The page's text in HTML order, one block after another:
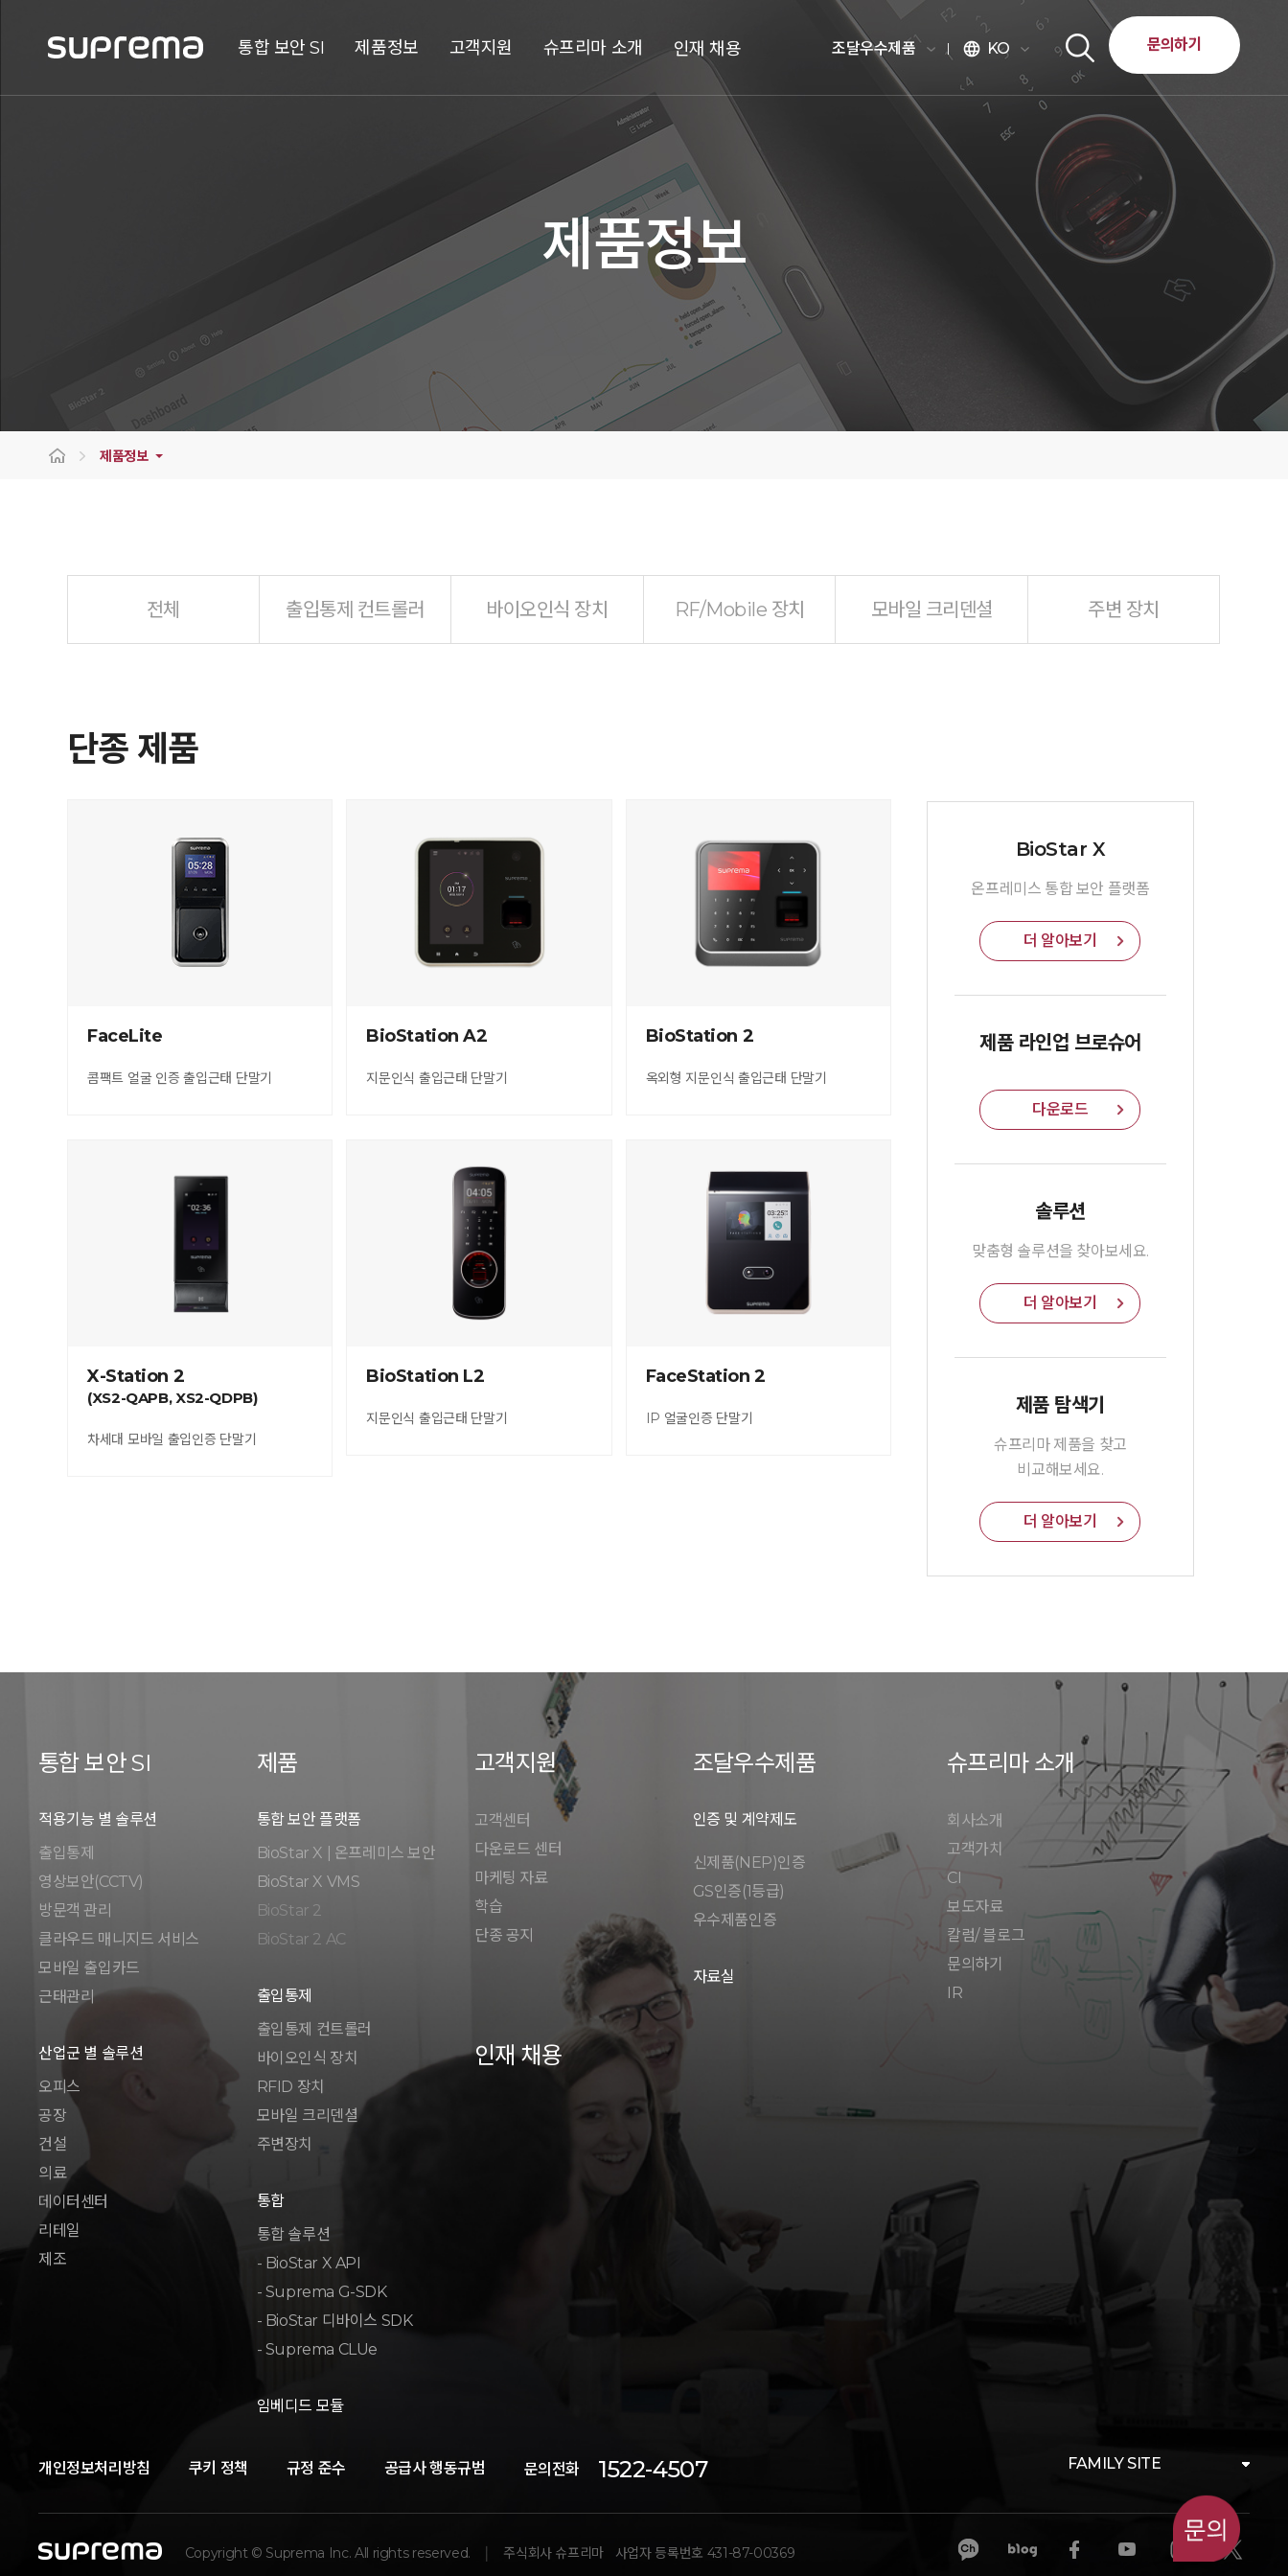
통합 보안 SI 제품정보 고객지원 슈프리마 소개 인재 채용 조달우수제품 language KO 문의하기
제품정보
제품정보
전체 출입통제 컨트롤러 바이오인식 장치 RF/Mobile 장치 모바일 크리덴셜 주변 장치
단종 제품
FaceLite
콤팩트 얼굴 인증 출입근태 단말기
BioStation A2
지문인식 출입근태 단말기
BioStation 2
옥외형 지문인식 출입근태 단말기
X-Station 2
(XS2-QAPB, XS2-QDPB)
차세대 모바일 출입인증 단말기
BioStation L2
지문인식 출입근태 단말기
FaceStation 2
IP 얼굴인증 단말기
BioStar X
온프레미스 통합 보안 플랫폼
더 알아보기
제품 라인업 브로슈어
다운로드
솔루션
맞춤형 솔루션을 찾아보세요.
더 알아보기
제품 탐색기
슈프리마 제품을 찾고
비교해보세요.
더 알아보기
통합 보안 SI
적용기능 별 솔루션
출입통제
영상보안(CCTV)
방문객 관리
클라우드 매니지드 서비스
모바일 출입카드
근태관리
산업군 별 솔루션
오피스
공장
건설
의료
데이터센터
리테일
제조
제품
통합 보안 플랫폼
BioStar X | 온프레미스 보안
BioStar X VMS
BioStar 2
BioStar 2 AC
출입통제
출입통제 컨트롤러
바이오인식 장치
RFID 장치
모바일 크리덴셜
주변장치
통합
통합 솔루션
- BioStar X API
- Suprema G-SDK
- BioStar 디바이스 SDK
- Suprema CLUe
임베디드 모듈
고객지원
고객센터
다운로드 센터
마케팅 자료
학습
단종 공지
조달우수제품
인증 및 계약제도
신제품(NEP)인증
GS인증(1등급)
우수제품인증
자료실
슈프리마 소개
회사소개
고객가치
CI
보도자료
칼럼/ 블로그
문의하기
IR
인재 채용
개인정보처리방침 쿠키 정책 규정 준수 공급사 행동규범 문의전화 1522-4507 FAMILY SITE
Copyright © Suprema Inc. All rights reserved. 주식회사 슈프리마 사업자 등록번호 431-87-00369